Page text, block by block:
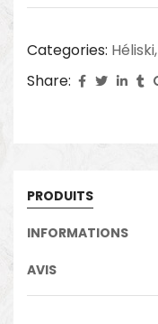
Categories: Héliski,
Share:
PRODUITS
INFORMATIONS
AVIS